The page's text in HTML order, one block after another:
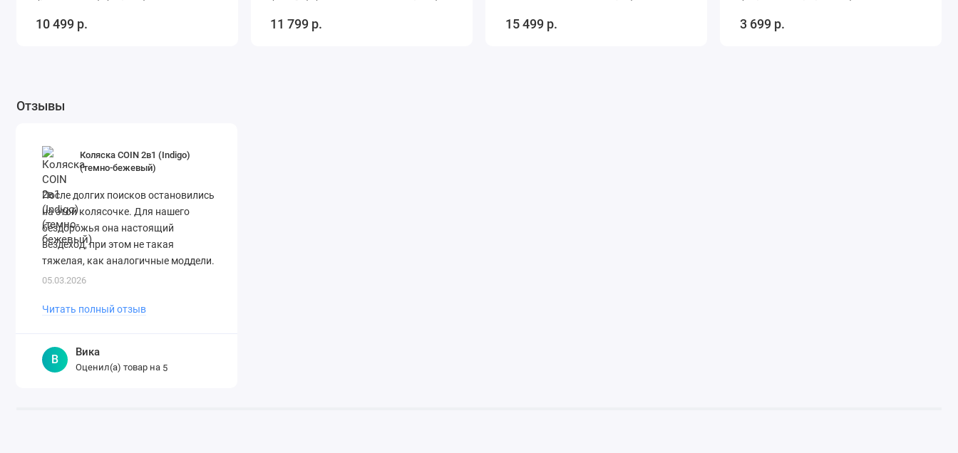
10 499 р. 11 799 р.
(серый)
15 499 р. 3 699 р.
Отзывы
Коляска COIN 2в1 (Indigo)
(темно-бежевый)
После долгих поисков остановились
на этой колясочке. Для нашего
бездорожья она настоящий
вездеход, при этом не такая
тяжелая, как аналогичные моддели.
Складывается легко. Спасибо
05.03.2026
Читать полный отзыв
В
Вика
Оценил(а) товар на 5